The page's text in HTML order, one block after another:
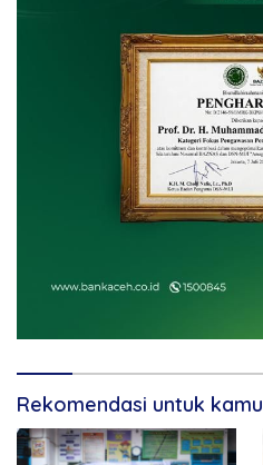
Rekomendasi untuk kamu